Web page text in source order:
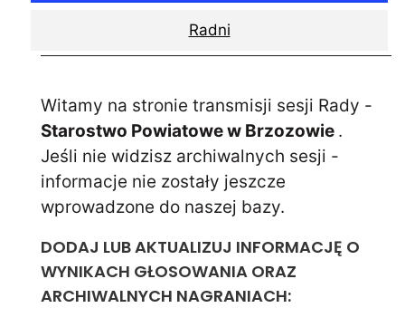
Radni
Witamy na stronie transmisji sesji Rady -
Starostwo Powiatowe w Brzozowie .
Jeśli nie widzisz archiwalnych sesji -
informacje nie zostały jeszcze
wprowadzone do naszej bazy.
DODAJ LUB AKTUALIZUJ INFORMACJĘ O
WYNIKACH GŁOSOWANIA ORAZ
ARCHIWALNYCH NAGRANIACH: